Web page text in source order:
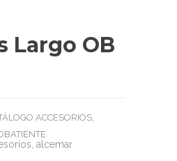
Largo OB
ACCESORIOS,
, alcemar